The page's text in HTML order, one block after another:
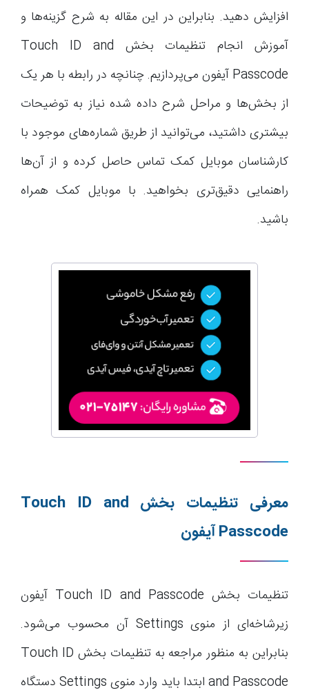
افزایش دهید. بنابراین در این مقاله به شرح گزینه‌ها و
آموزش انجام تنظیمات بخش Touch ID and
Passcode آیفون می‌پردازیم. چنانچه در رابطه با هر یک
از بخش‌ها و مراحل شرح داده شده نیاز به توضیحات
بیشتری داشتید، می‌توانید از طریق شماره‌های موجود با
کارشناسان موبایل کمک تماس حاصل کرده و از آن‌ها
راهنمایی دقیق‌تری بخواهید. با موبایل کمک همراه
باشید.
معرفی تنظیمات بخش Touch ID and
Passcodeآیفون
تنظیمات بخش Touch ID and Passcode آیفون
زیرشاخه‌ای از منوی Settings آن محسوب می‌شود.
بنابراین به منظور مراجعه به تنظیمات بخش Touch ID
and Passcode ابتدا باید وارد منوی Settings دستگاه